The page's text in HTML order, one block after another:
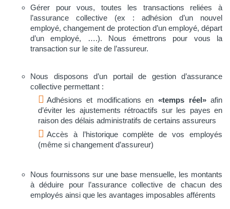
Gérer pour vous, toutes les transactions reliées à
l’assurance collective (ex : adhésion d’un nouvel
employé, changement de protection d’un employé, départ
d’un employé, ….). Nous émettrons pour vous la
transaction sur le site de l’assureur.
Nous disposons d’un portail de gestion d’assurance
collective permettant :
Adhésions et modifications en «temps réel»afin
d’éviter les ajustements rétroactifs sur les payes en
raison des délais administratifs de certains assureurs
Accès à l’historique complète de vos employés
(même si changement d’assureur)
Nous fournissons sur une base mensuelle, les montants
à déduire pour l’assurance collective de chacun des
employés ainsi que les avantages imposables afférents